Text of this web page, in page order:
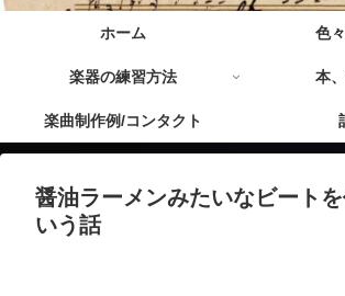
ホーム 色
楽器の練習方法 本
楽曲制作例/コンタクト
醤油ラーメンみたいなビート
いう話